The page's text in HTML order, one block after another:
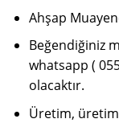
Ahşap
Beğendiğiniz
whatsapp (
olacaktır.
Üretim,